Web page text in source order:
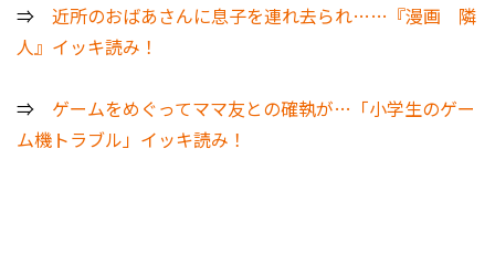
⇒ 近所のおばあさんに息子を連れ去られ……『漫画 隣
人』イッキ読み！
⇒ ゲームをめぐってママ友との確執が…「小学生のゲー
ム機トラブル」イッキ読み！